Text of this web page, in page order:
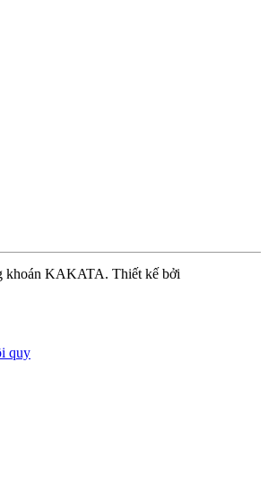
khoán KAKATA. Thiết kế bởi
quy